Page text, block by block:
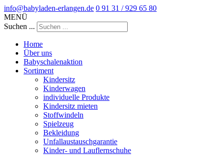
info@babyladen-erlangen.de 0 91 31 / 929 65 80
MENÜ
Suchen ...
Home
Über uns
Babyschalenaktion
Sortiment
Kindersitz
Kinderwagen
individuelle Produkte
Kindersitz mieten
Stoffwindeln
Spielzeug
Bekleidung
Unfallaustauschgarantie
Kinder- und Lauflernschuhe